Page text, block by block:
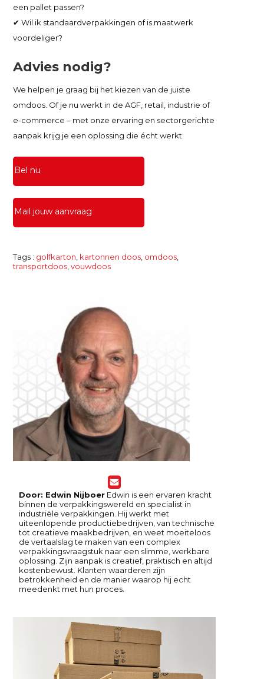
een pallet passen?
✔ Wil ik standaardverpakkingen of is maatwerk
voordeliger?
Advies nodig?
We helpen je graag bij het kiezen van de juiste
omdoos. Of je nu werkt in de AGF, retail, industrie of
e-commerce – met onze ervaring en sectorgerichte
aanpak krijg je een oplossing die écht werkt.
Bel nu
Mail jouw aanvraag
Tags : golfkarton, kartonnen doos, omdoos,
transportdoos,vouwdoos
Door: Edwin Nijboer Edwin is een ervaren kracht
binnen de verpakkingswereld en specialist in
industriële verpakkingen. Hij werkt met
uiteenlopende productiebedrijven, van technische
tot creatieve maakbedrijven, en weet moeiteloos
de vertaalslag te maken van een complex
verpakkingsvraagstuk naar een slimme, werkbare
oplossing. Zijn aanpak is creatief, praktisch en altijd
kostenbewust. Klanten waarderen zijn
betrokkenheid en de manier waarop hij echt
meedenkt met hun proces.